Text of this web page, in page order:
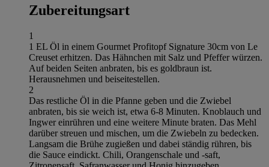
Zubereitungsart
1
1 EL Öl in einem Gourmet Profitopf Signature 30cm von Le
Creuset erhitzen. Das Hähnchen mit Salz und Pfeffer würzen.
Auf beiden Seiten anbraten, bis es goldbraun ist.
Herausnehmen und beiseitestellen.
2
Das restliche Öl in die Pfanne geben und die Zwiebel
anbraten, bis sie weich ist, etwa 6-8 Minuten. Knoblauch und
Ingwer einrühren und eine weitere Minute braten. Das Mehl
darüber streuen und mischen, um die Zwiebeln zu bedecken.
Langsam die Brühe zugießen und dabei ständig rühren, bis
die Sauce eindickt. Chili, Orangenschale und -saft,